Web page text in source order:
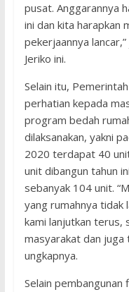
pusat. Anggarannya
ini dan kita harapkan
pekerjaannya
Jeriko ini.
Selain itu,
perhatian kepada
program bedah
dilaksanakan, yakni
2020 terdapat 40
unit dibangun tahun
sebanyak 104 unit.
yang rumahnya tidak
kami lanjutkan terus,
masyarakat dan juga
ungkapnya.
Selain pembangunan